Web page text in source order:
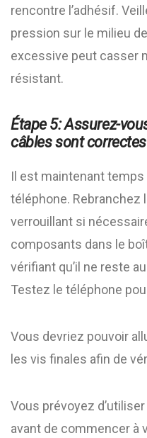
rencontre l’adhésif.
pression sur le milieu
excessive peut casser
résistant.
Étape 5: Assurez-
câbles sont correctes
Il est maintenant
téléphone. Rebranchez
verrouillant si
composants dans le
vérifiant qu’il ne reste
Testez le téléphone
Vous devriez pouvoir
les vis finales afin de
Vous prévoyez
avant de commencer à